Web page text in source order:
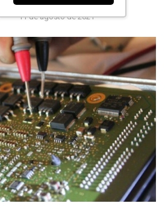
11 de agosto de 2021